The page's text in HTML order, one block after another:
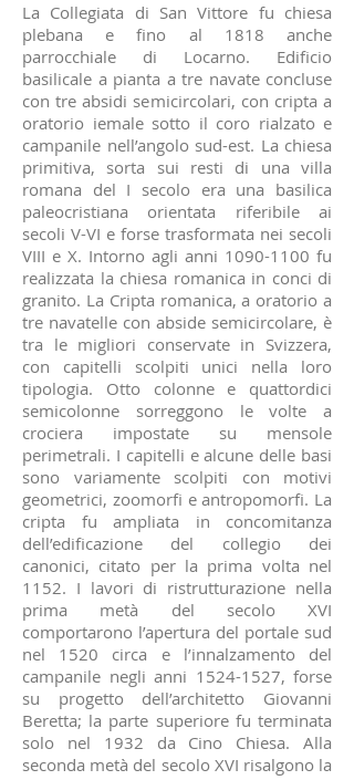
La Collegiata di San Vittore fu chiesa
plebana e fino al 1818 anche
parrocchiale di Locarno. Edificio
basilicale a pianta a tre navate concluse
con tre absidi semicircolari, con cripta a
oratorio iemale sotto il coro rialzato e
campanile nell’angolo sud-est. La chiesa
primitiva, sorta sui resti di una villa
romana del I secolo era una basilica
paleocristiana orientata riferibile ai
secoli V-VI e forse trasformata nei secoli
VIII e X. Intorno agli anni 1090-1100 fu
realizzata la chiesa romanica in conci di
granito. La Cripta romanica, a oratorio a
tre navatelle con abside semicircolare, è
tra le migliori conservate in Svizzera,
con capitelli scolpiti unici nella loro
tipologia. Otto colonne e quattordici
semicolonne sorreggono le volte a
crociera impostate su mensole
perimetrali. I capitelli e alcune delle basi
sono variamente scolpiti con motivi
geometrici, zoomorfi e antropomorfi. La
cripta fu ampliata in concomitanza
dell’edificazione del collegio dei
canonici, citato per la prima volta nel
1152. I lavori di ristrutturazione nella
prima metà del secolo XVI
comportarono l’apertura del portale sud
nel 1520 circa e l’innalzamento del
campanile negli anni 1524-1527, forse
su progetto dell’architetto Giovanni
Beretta; la parte superiore fu terminata
solo nel 1932 da Cino Chiesa. Alla
seconda metà del secolo XVI risalgono la